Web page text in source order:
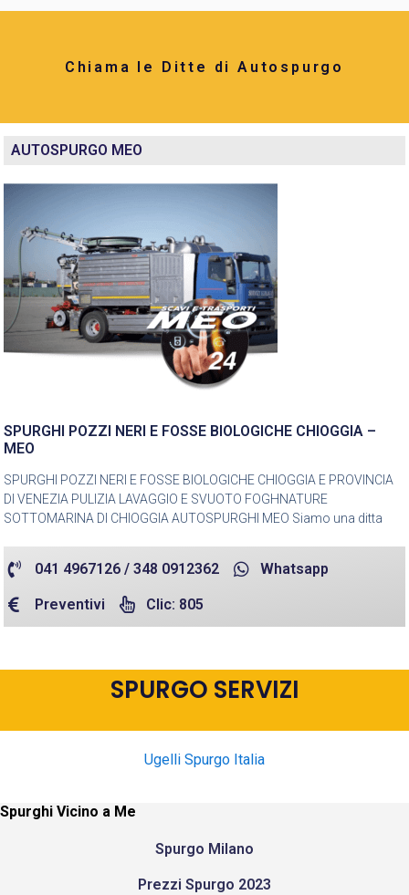
Chiama le Ditte di Autospurgo
AUTOSPURGO MEO
SPURGHI POZZI NERI E FOSSE BIOLOGICHE CHIOGGIA –
MEO
SPURGHI POZZI NERI E FOSSE BIOLOGICHE CHIOGGIA E PROVINCIA
DI VENEZIA PULIZIA LAVAGGIO E SVUOTO FOGHNATURE
SOTTOMARINA DI CHIOGGIA AUTOSPURGHI MEO Siamo una ditta
041 4967126 / 348 0912362 Whatsapp
Preventivi Clic: 805
SPURGO SERVIZI
Ugelli Spurgo Italia
Spurghi Vicino a Me
Spurgo Milano
Prezzi Spurgo 2023